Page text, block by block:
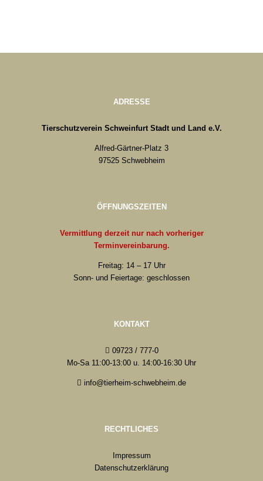
ADRESSE
Tierschutzverein Schweinfurt Stadt und Land e.V.
Alfred-Gärtner-Platz 3
97525 Schwebheim
ÖFFNUNGSZEITEN
Vermittlung derzeit nur nach vorheriger
Terminvereinbarung.
Freitag: 14 – 17 Uhr
Sonn- und Feiertage: geschlossen
KONTAKT
09723 / 777-0
Mo-Sa 11:00-13:00 u. 14:00-16:30 Uhr
info@tierheim-schwebheim.de
RECHTLICHES
Impressum
Datenschutzerklärung